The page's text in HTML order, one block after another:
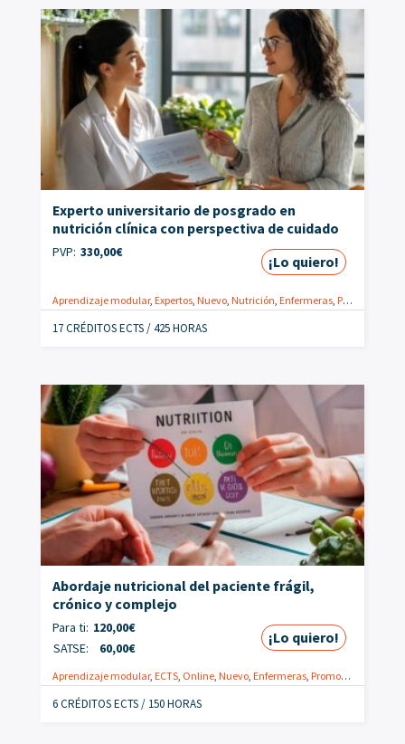
Experto universitario de posgrado en
nutrición clínica con perspectiva de cuidado
PVP: 330,00€
¡Lo quiero!
Aprendizaje modular, Expertos, Nuevo, Nutrición, Enfermeras, Postgrados
17 CRÉDITOS ECTS / 425 HORAS
Abordaje nutricional del paciente frágil,
crónico y complejo
Para ti: 120,00€
SATSE:
60,00€
¡Lo quiero!
Aprendizaje modular, ECTS, Online, Nuevo, Enfermeras, Promoción
6 CRÉDITOS ECTS / 150 HORAS